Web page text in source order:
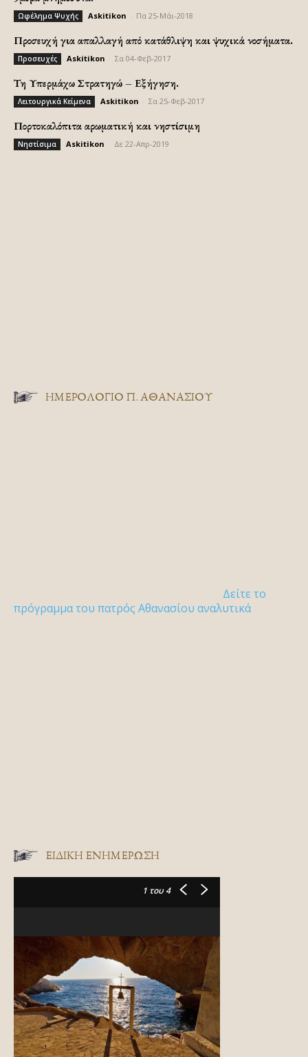
Ωφέλημα Ψυχής Askitikon Πα 25-Μάι-2018
Προσευχή για απαλλαγή από κατάθλιψη και ψυχικά νοσήματα.
Προσευχές Askitikon Σα 04-Φεβ-2017
Τη Υπερμάχω Στρατηγώ – Εξήγηση.
Λειτουργικά Κείμενα Askitikon Σα 25-Φεβ-2017
Πορτοκαλόπιτα αρωματική και νηστίσιμη
Νηστίσιμα Askitikon Δε 22-Απρ-2019
ΗΜΕΡΟΛΟΓΙΟ Π. ΑΘΑΝΑΣΙΟΥ
Δείτε το
πρόγραμμα του πατρός Αθανασίου αναλυτικά
ΕΙΔΙΚΉ ΕΝΗΜΈΡΩΣΗ
1 του 4